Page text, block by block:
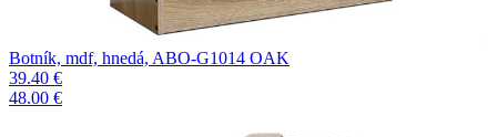
Botník, mdf, hnedá, ABO-G1014 OAK
39.40 €
48.00 €